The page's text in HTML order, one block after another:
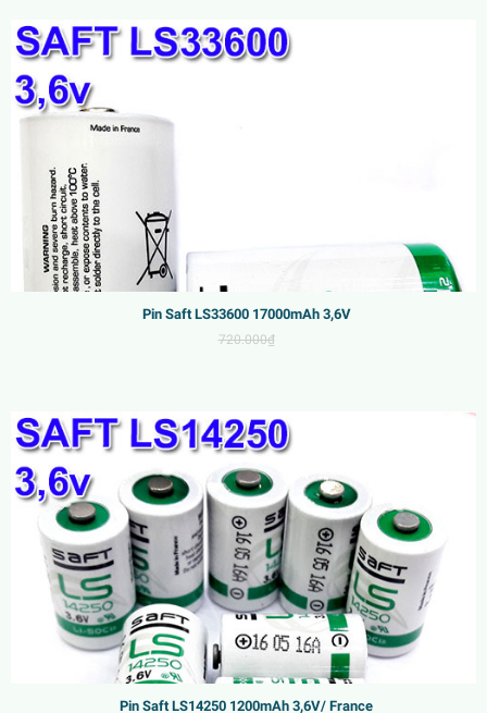
Sale
Sale
Pin Saft LS33600 17000mAh 3,6V
720.000₫
Pin Saft LS14250 1200mAh 3,6V/ France